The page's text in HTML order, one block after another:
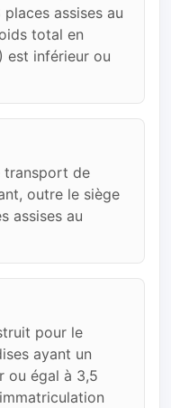
assises au
total en
est inférieur ou
transport de
outre le siège
assises au
pour le
ayant un
ou égal à 3,5